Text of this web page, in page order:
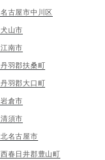
名古屋市中川区
犬山市
江南市
丹羽郡扶桑町
丹羽郡大口町
岩倉市
清須市
北名古屋市
西春日井郡豊山町